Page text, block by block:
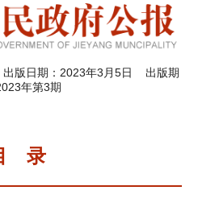
版日期：2023年3月5日 出版期
年第3期
录